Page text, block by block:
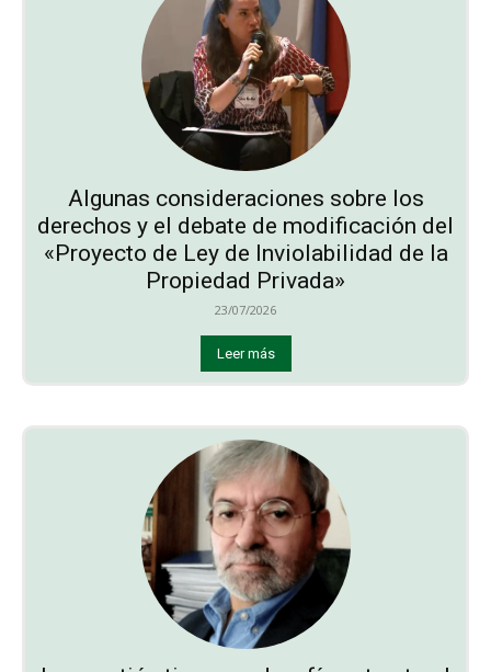
Algunas consideraciones sobre los
derechos y el debate de modificación del
«Proyecto de Ley de Inviolabilidad de la
Propiedad Privada»
23/07/2026
Leer más